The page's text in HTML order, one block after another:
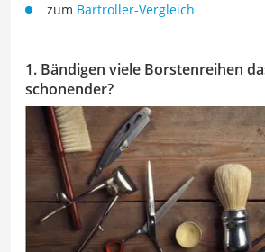
zum Bartroller-Vergleich
1. Bändigen viele Borstenreihen
schonender?